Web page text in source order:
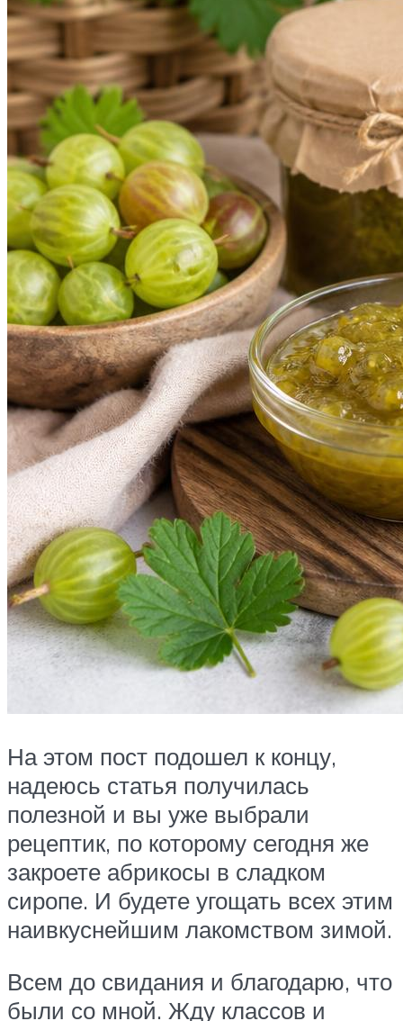
На этом пост подошел к концу,
надеюсь статья получилась
полезной и вы уже выбрали
рецептик, по которому сегодня же
закроете абрикосы в сладком
сиропе. И будете угощать всех этим
наивкуснейшим лакомством зимой.
Всем до свидания и благодарю, что
были со мной. Жду классов и